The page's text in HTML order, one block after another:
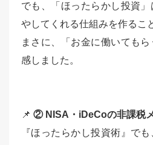
でも、「ほったらかし投資
やしてくれる仕組みを作るこ
まさに、「お金に働いても
感しました。
📌 ② NISA・iDeCoの非課税
『ほったらかし投資術』でも